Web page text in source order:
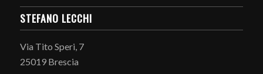
STEFANO LECCHI
Via Tito Speri, 7
25019 Brescia